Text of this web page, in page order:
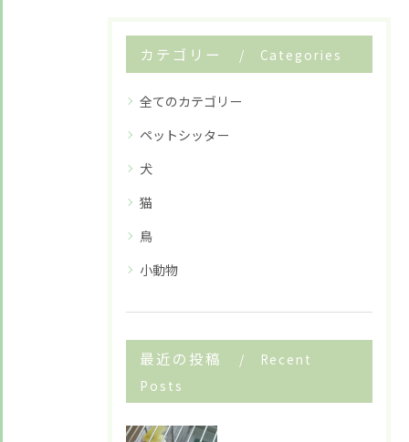
カテゴリー Categories
全てのカテゴリー
ペットシッター
犬
猫
鳥
小動物
最近の投稿
Recent
Posts